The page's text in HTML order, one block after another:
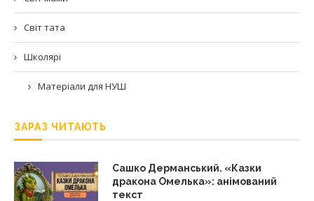
Світ тата
Школярі
Матеріали для НУШ
ЗАРАЗ ЧИТАЮТЬ
Сашко Дерманський. «Казки
дракона Омелька»: анімований
текст